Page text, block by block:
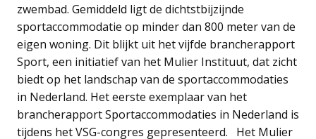
zwembad. Gemiddeld ligt de dichtstbijzijnde
sportaccommodatie op minder dan 800 meter van de
eigen woning. Dit blijkt uit het vijfde brancherapport
Sport, een initiatief van het Mulier Instituut, dat zicht
biedt op het landschap van de sportaccommodaties
in Nederland. Het eerste exemplaar van het
brancherapport Sportaccommodaties in Nederland is
tijdens het VSG-congres gepresenteerd. Het Mulier